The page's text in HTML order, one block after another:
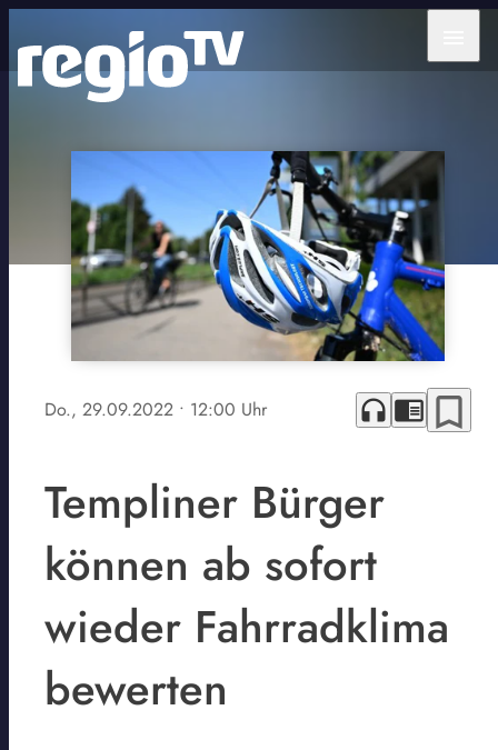
Do., 29.09.2022 • 12:00 Uhr headphones chrome_reader_mode bookmark_border
Templiner Bürger
können ab sofort
wieder Fahrradklima
bewerten